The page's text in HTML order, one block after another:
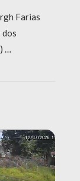
Farias
dos
…